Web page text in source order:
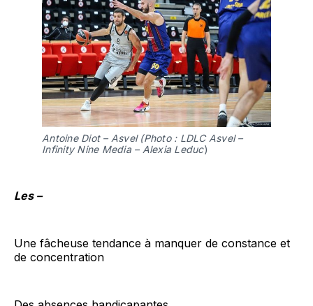
Antoine Diot – Asvel (Photo : LDLC Asvel –
Infinity Nine Media – Alexia Leduc)
Les –
Une fâcheuse tendance à manquer de constance et
de concentration